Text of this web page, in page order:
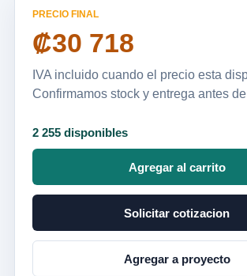
PRECIO FINAL
₡30 718
IVA incluido cuando el precio esta
Confirmamos stock y entrega antes
2 255 disponibles
Agregar al carrito
Solicitar cotizacion
Agregar a proyecto